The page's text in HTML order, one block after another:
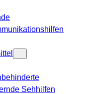
Sehhilfen